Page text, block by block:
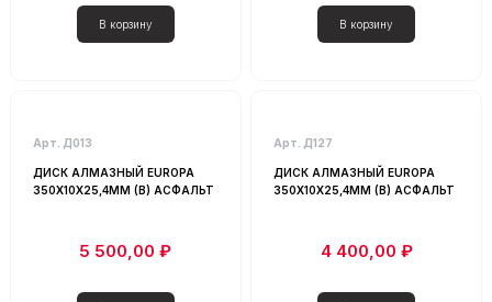
Арт. Д013
ДИСК АЛМАЗНЫЙ EUROPA
350Х10Х25,4ММ (B) АСФАЛЬТ
5 500,00 ₽
Арт. Д127
ДИСК АЛМАЗНЫЙ EUROPA
350Х10Х25,4ММ (B) АСФАЛЬТ
4 400,00 ₽